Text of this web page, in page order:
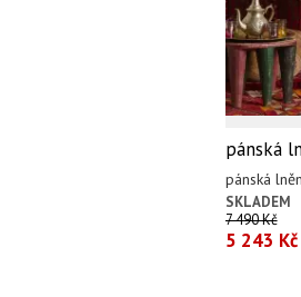
pánská
pánská
SKLADEM
7 490 Kč
5 243 Kč